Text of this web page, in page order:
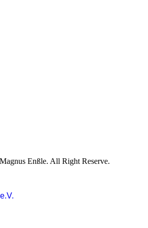
Enßle. All Right Reserve.